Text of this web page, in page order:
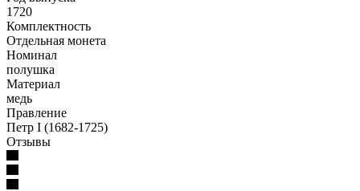
1720
Комплектность
Отдельная монета
Номинал
полушка
Материал
медь
Правление
Петр I (1682-1725)
Отзывы